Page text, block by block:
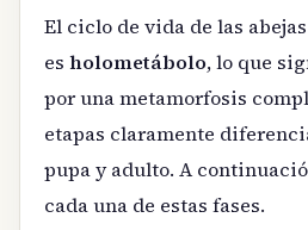
El ciclo de vida de las
es holometábolo, lo que
por una metamorfosis
etapas claramente
pupa y adulto. A
cada una de estas fases.